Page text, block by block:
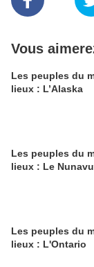
Vous
Les peuples du
lieux : L’Alaska
Les peuples du
lieux : Le
Les peuples du
lieux : L'Ontario